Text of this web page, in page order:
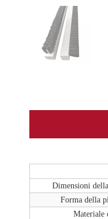
Dimensioni
Forma della
Materiale